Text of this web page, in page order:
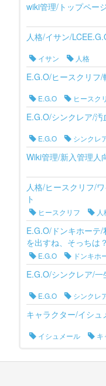
wiki管理/トップペー
人格/イサン/
イサン
人格
E.G.O/ヒースクリフ/
E.G.O
ヒースク
E.G.O/シンクレア/汚
E.G.O
シンクレ
Wiki管理/新入管理人
人格/ヒースクリフ/
ト
ヒースクリフ
E.G.O/ドンキホーテ/
を出すね、そっちは？
E.G.O
ドンキホ
E.G.O/シンクレア/一
E.G.O
シンクレ
キャラクター/イシュ
イシュメール キ